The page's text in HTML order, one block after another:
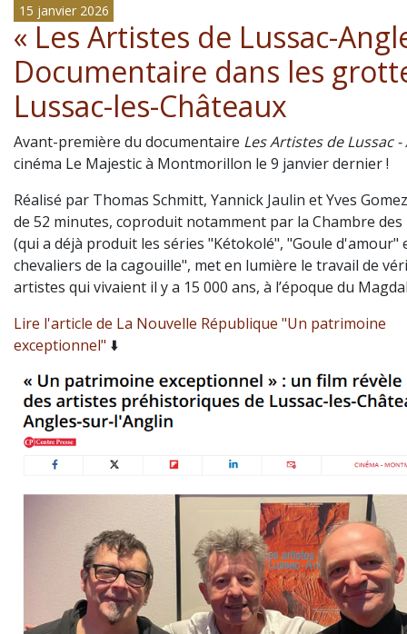
15 janvier 2026
« Les Artistes de Lussac-
Documentaire dans les
Lussac-les-Châteaux
Avant-première du documentaire Les Artistes de Lussac -
cinéma Le Majestic à Montmorillon le 9 janvier dernier !
Réalisé par Thomas Schmitt, Yannick Jaulin et Yves
de 52 minutes, coproduit notamment par la Chambre des
(qui a déjà produit les séries "Kétokolé", "Goule d'amour"
chevaliers de la cagouille", met en lumière le travail de
artistes qui vivaient il y a 15 000 ans, à l’époque du
Lire l'article de La Nouvelle République "Un patrimoine
exceptionnel" ⬇️